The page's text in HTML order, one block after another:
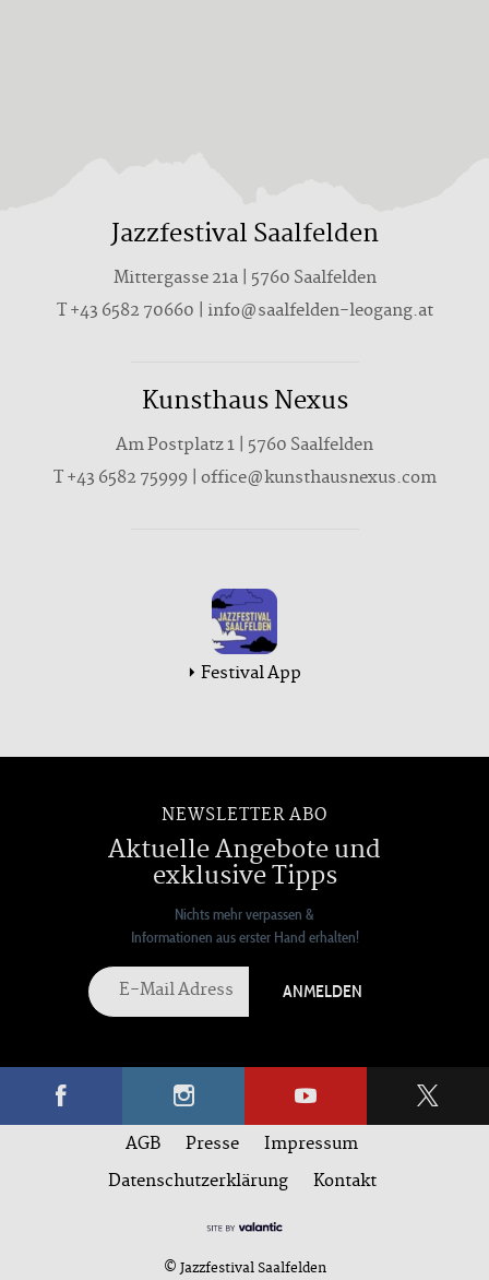
Jazzfestival Saalfelden
Mittergasse 21a | 5760 Saalfelden
T+43 6582 70660 | info@saalfelden-leogang.at
Kunsthaus Nexus
Am Postplatz 1 | 5760 Saalfelden
T+43 6582 75999 | office@kunsthausnexus.com
Festival App
NEWSLETTER ABO
Aktuelle Angebote und
exklusive Tipps
Nichts mehr verpassen &
Informationen aus erster Hand erhalten!
ANMELDEN
AGB Presse
Impressum
Datenschutzerklärung
Kontakt
© Jazzfestival Saalfelden